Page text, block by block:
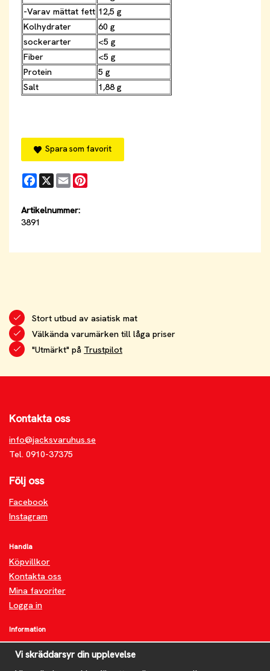
-Varav mättat fett 12,5 g
Kolhydrater
60 g
sockerarter
<5 g
Fiber
<5 g
Protein
5 g
Salt
1,88 g
Spara som favorit
Facebook
X Email
Artikelnummer:
3891
Stort utbud av asiatisk mat
Välkända varumärken till låga priser
"Utmärkt" på Trustpilot
Kontakta oss
info@jacksvaruhus.se
Tel. 0910-37375
Följ oss
Facebook
Instagram
Handla
Köpvillkor
Kontakta oss
Mina favoriter
Logga in
Information
Om oss
FAQ
Vi skräddarsyr din upplevelse